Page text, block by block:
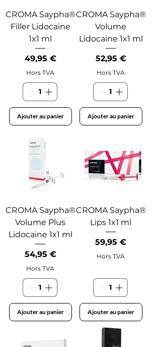
CROMA Saypha®
Filler Lidocaine
1x1 ml
Prix
49,95 €
Hors TVA
Ajouter au panier
CROMA Saypha®
Volume
Lidocaine 1x1 ml
Prix
52,95 €
Hors TVA
Ajouter au panier
CROMA Saypha®
Volume Plus
Lidocaine 1x1 ml
Prix
54,95 €
Hors TVA
Ajouter au panier
CROMA Saypha®
Lips 1x1 ml
Prix
59,95 €
Hors TVA
Ajouter au panier